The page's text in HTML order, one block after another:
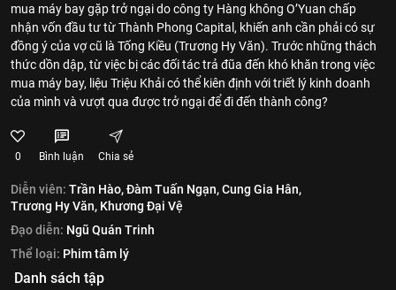
mua máy bay gặp trở ngại do công ty Hàng không O’Yuan chấp
nhận vốn đầu tư từ Thành Phong Capital, khiến anh cần phải có sự
đồng ý của vợ cũ là Tống Kiều (Trương Hy Văn). Trước những thách
thức dồn dập, từ việc bị các đối tác trả đũa đến khó khăn trong việc
mua máy bay, liệu Triệu Khải có thể kiên định với triết lý kinh doanh
của mình và vượt qua được trở ngại để đi đến thành công?
0 Bình luận Chia sẻ
Diễn viên: Trần Hào,Đàm Tuấn Ngạn,Cung Gia Hân,
Trương Hy Văn, Khương Đại Vệ
Đạo diễn: Ngũ Quán Trinh
Thể loại: Phim tâm lý
Danh sách tập